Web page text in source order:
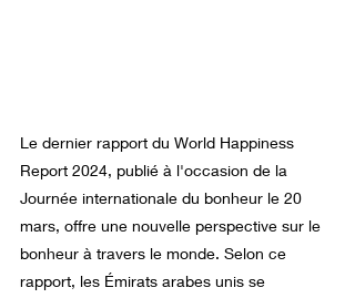
Le dernier rapport du World Happiness
Report 2024, publié à l'occasion de la
Journée internationale du bonheur le 20
mars, offre une nouvelle perspective sur le
bonheur à travers le monde. Selon ce
rapport, les Émirats arabes unis se